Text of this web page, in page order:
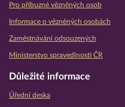
Pro příbuzné vězněných osob
Informace o vězněných osobách
Zaměstnávání odsouzených
Ministerstvo spravedlnosti ČR
Důležité informace
Úřední deska